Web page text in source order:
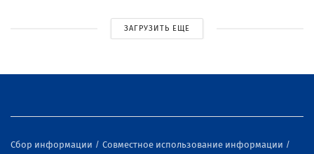
ЗАГРУЗИТЬ ЕЩЕ
Сбор информации
Совместное использование информации